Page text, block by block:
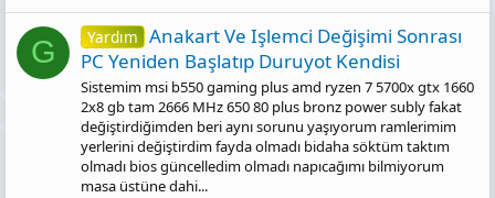
G Yardım Anakart Ve Işlemci Değişimi Sonrası
PC Yeniden Başlatıp Duruyot Kendisi
Sistemim msi b550 gaming plus amd ryzen 7 5700x gtx 1660
2x8 gb tam 2666 MHz 650 80 plus bronz power subly fakat
değiştirdiğimden beri aynı sorunu yaşıyorum ramlerimim
yerlerini değiştirdim fayda olmadı bidaha söktüm taktım
olmadı bios güncelledim olmadı napıcağımı bilmiyorum
masa üstüne dahi...